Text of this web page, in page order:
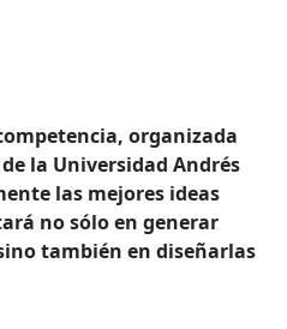
organizada
la Universidad Andrés
las mejores ideas
no sólo en generar
también en diseñarlas